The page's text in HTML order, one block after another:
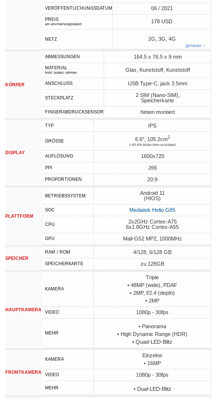
VERÖFFENTLICHUNGSDATUM 06 / 2021
PREIS
am erscheinungsdatum 178 USD
NETZ 2G, 3G, 4G
genauer ↓
KÖRPER
ABMESSUNGEN 164.5 x 76.5 x 9 mm
MATERIAL
front, boden, rahmen Glas, Kunststoff, Kunststoff
ANSCHLUSS USB Type-C, jack 3.5mm
STECKPLATZ
2 SIM (Nano-SIM),
Speicherkarte
FINGERABDRUCKSENSOR hinten montiert
DISPLAY
TYP IPS
GRÖSSE 6.6", 105.2cm2
(~83.6% bildschirm-zu-körper)
AUFLÖSUNG 1600x720
PPI 266
PROPORTIONEN 20:9
PLATTFORM
BETRIEBSSYSTEM
Android 11
(HIOS)
SOC Mediatek Helio G85
CPU
2x2GHz Cortex-A75
6x1.8GHz Cortex-A55
GPU Mali-G52 MP2, 1000MHz
SPEICHER
RAM / ROM 4/128, 6/128 GB
SPEICHERKARTE zu 128GB
HAUPTKAMERA
KAMERA
Triple
• 48MP (wide), PDAF
• 2MP, f/2.4 (depth)
• 2MP
VIDEO 1080p - 30fps
MEHR
• Panorama
• High Dynamic Range (HDR)
• Quad-LED-Blitz
FRONTKAMERA
KAMERA
Einzelne
• 16MP
VIDEO 1080p - 30fps
MEHR • Dual-LED-Blitz